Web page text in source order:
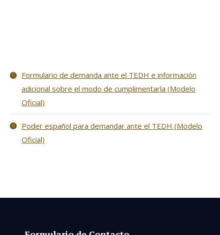
Formulario de demanda ante el TEDH e información
adicional sobre el modo de cumplimentarla (Modelo
Oficial)
Poder español para demandar ante el TEDH (Modelo
Oficial)